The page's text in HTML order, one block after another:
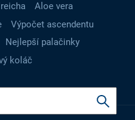
Aloe vera
Výpočet ascendentu
Nejlepší palačinky
koláč